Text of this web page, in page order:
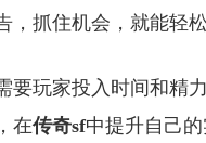
，抓住机会，就能轻
要玩家投入时间和精
在传奇sf中提升自己